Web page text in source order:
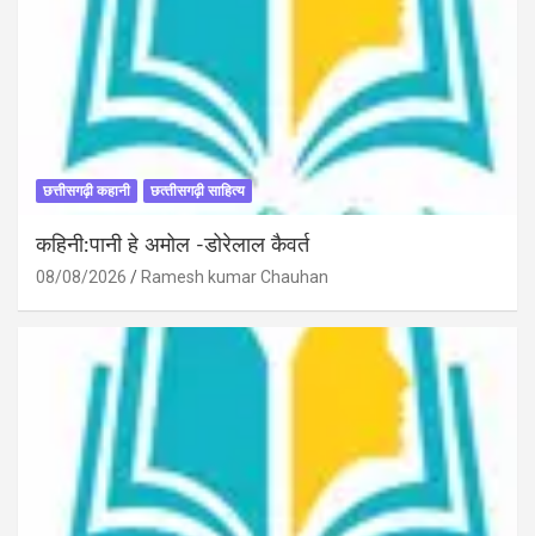
छत्तीसगढ़ी कहानी छत्‍तीसगढ़ी साहित्‍य
कहिनी:पानी हे अमोल -डोरेलाल कैवर्त
08/08/2026 Ramesh kumar Chauhan